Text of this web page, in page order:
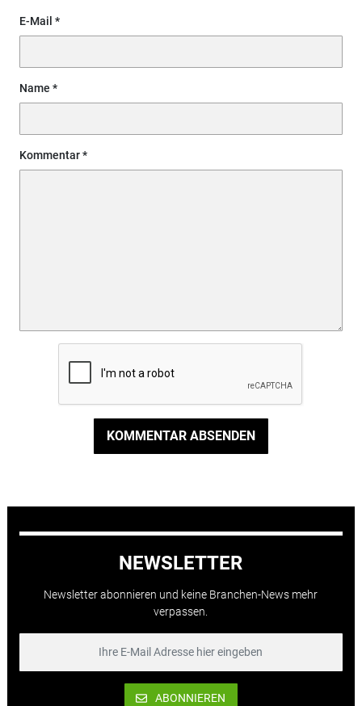
E-Mail
Name
Kommentar
KOMMENTAR ABSENDEN
NEWSLETTER
Newsletter abonnieren und keine Branchen-News mehr
verpassen.
ABONNIEREN